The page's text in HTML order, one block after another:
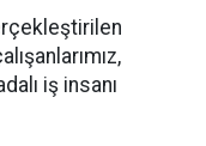
iş insanı